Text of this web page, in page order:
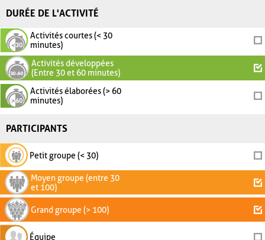
DURÉE DE L'ACTIVITÉ
Activités courtes (< 30
minutes)
Activités développées
(Entre 30 et 60 minutes)
Activités élaborées (> 60
minutes)
PARTICIPANTS
Petit groupe (< 30)
Moyen groupe (entre 30
et 100)
Grand groupe (> 100)
Équipe